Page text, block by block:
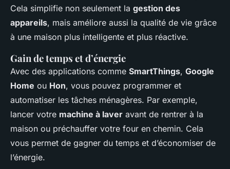
Cela simplifie non seulement la gestion des
appareils, mais améliore aussi la qualité de vie grâce
à une maison plus intelligente et plus réactive.
Gain de temps et d’énergie
Avec des applications comme SmartThings, Google
Home ou Hon, vous pouvez programmer et
automatiser les tâches ménagères. Par exemple,
lancer votre machine à laver avant de rentrer à la
maison ou préchauffer votre four en chemin. Cela
vous permet de gagner du temps et d’économiser de
l’énergie.